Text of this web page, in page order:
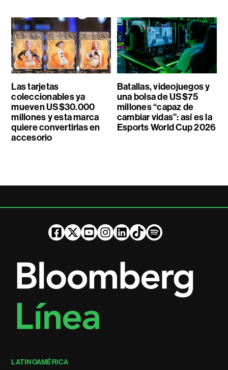
Las tarjetas
coleccionables ya
mueven US$30.000
millones y esta marca
quiere convertirlas en
accesorio
Batallas, videojuegos y
una bolsa de US$75
millones “capaz de
cambiar vidas”: así es la
Esports World Cup 2026
LATINOAMÉRICA